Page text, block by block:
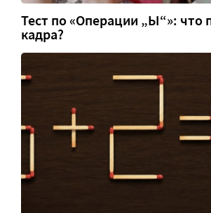
Тест по «Операции „Ы“»: что
кадра?